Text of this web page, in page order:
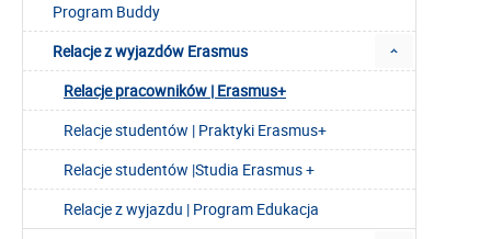
Program Buddy
Relacje z wyjazdów Erasmus
Relacje pracowników | Erasmus+
Relacje studentów | Praktyki Erasmus+
Relacje studentów |Studia Erasmus +
Relacje z wyjazdu | Program Edukacja